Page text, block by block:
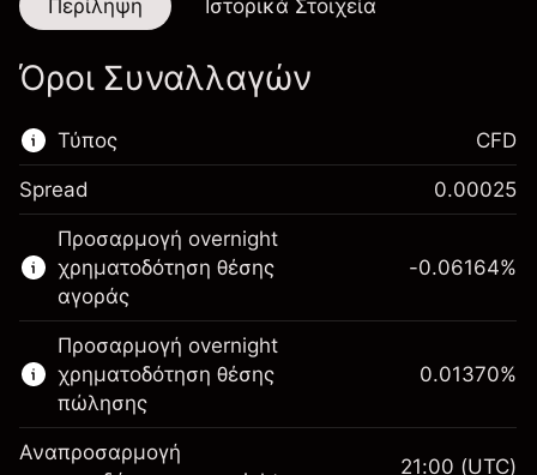
Περίληψη Ιστορικά Στοιχεία
Όροι Συναλλαγών
Τύπος
Αυτή η χρηματοπιστωτική αγορά είναι
διαθέσιμη για διαπραγμάτευση CFD.
Μάθετε περισσότερα σχετικά με:
CFDs
CFD
Spread 0.00025
Προσαρμογή overnight
χρηματοδότηση θέσης
αγοράς
-0.06164%
Προσαρμογή overnight
χρηματοδότηση θέσης
πώλησης
0.01370%
Αναπροσαρμογή
21:00 (UTC)